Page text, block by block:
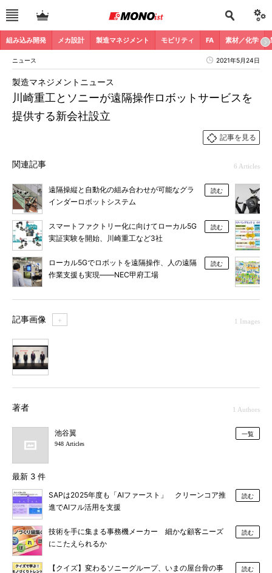
組み込み開発 メカ設計 製造マネジメント モビリティ FA 素材／化学
ニュース 2021年5月24日
川崎重工とソニーが遠隔操作ロボットサービスを
提供する新会社設立
製造マネジメントニュース
記事を見る
関連記事 6 Articles
遠隔操縦と自動化の組み合わせが可能なグラ
インダーロボットシステム
読む
スマートファクトリー化に向けてローカル5G
実証実験を開始、川崎重工など3社
読む
ローカル5Gでロボットを遠隔操作、人の遠隔
作業支援も実現――NEC甲府工場
読む
記事画像 ＋ 1 Images
著者 1 Authors
池谷翼
948 Articles
一覧
最新 3 件
SAPは2025年度も「AIファースト」 クリーンコア推
進でAIフル活用を支援
読む
技術を手に集まる事務機メーカー 細かな顧客ニーズ
にこたえられるか
読む
【クイズ】変わるソニーグループ、いまの屋台骨の事
読む